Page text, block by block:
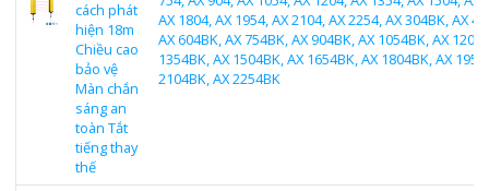
cách phát
hiện 18m
Chiều cao
bảo vệ
Màn chắn
sáng an
toàn Tắt
tiếng thay
thế
AX 1804, AX 1954, AX 2104, AX 2254, AX 304BK, AX
AX 604BK, AX 754BK, AX 904BK, AX 1054BK, AX
1354BK, AX 1504BK, AX 1654BK, AX 1804BK, AX
2104BK, AX 2254BK